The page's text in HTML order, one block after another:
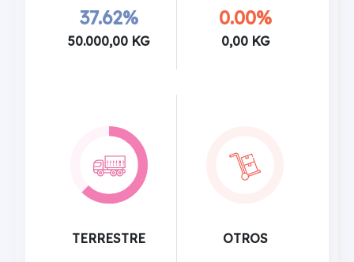
37.62%
50.000,00 KG
0.00%
0,00 KG
TERRESTRE OTROS